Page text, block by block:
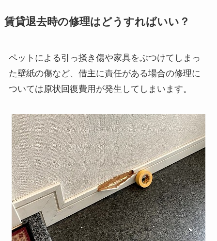
賃貸退去時の修理はどうすればいい？
ペットによる引っ掻き傷や家具をぶつけてしまっ
た壁紙の傷など、借主に責任がある場合の修理に
ついては原状回復費用が発生してしまいます。